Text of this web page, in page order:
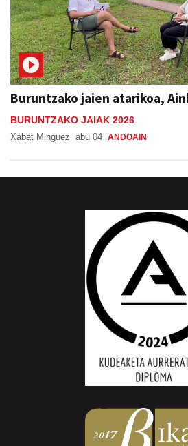
Buruntzako jaien atarikoa,
BURUNTZAKO JAIAK 2026
Xabat Minguez abu 04 ANDOAIN